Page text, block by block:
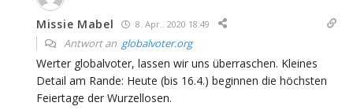
Missie Mabel 8. Apr.. 2020 18:49
Antwort an globalvoter.org
Werter globalvoter, lassen wir uns überraschen. Kleines
Detail am Rande: Heute (bis 16.4.) beginnen die höchsten
Feiertage der Wurzellosen.